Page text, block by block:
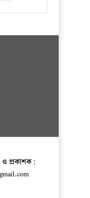
ও প্রকাশক: